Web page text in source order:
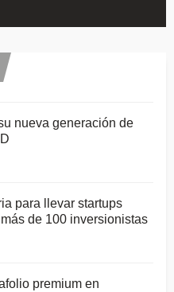
nueva generación de
para llevar startups
de 100 inversionistas
premium en